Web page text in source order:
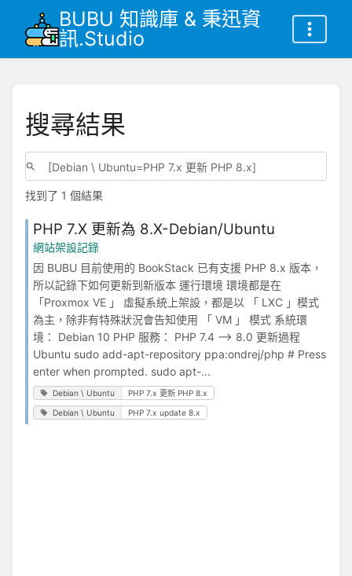
BUBU 知識庫 & 秉迅資
訊.Studio
搜尋結果
找到了 1 個結果
PHP 7.X 更新為 8.X-Debian/Ubuntu
網站架設記錄
因 BUBU 目前使用的 BookStack 已有支援 PHP 8.x 版本，
所以記錄下如何更新到新版本 運行環境 環境都是在
「Proxmox VE 」 虛擬系統上架設，都是以 「 LXC 」模式
為主，除非有特殊狀況會告知使用 「 VM 」 模式 系統環
境： Debian 10 PHP 服務： PHP 7.4 --> 8.0 更新過程
Ubuntu sudo add-apt-repository ppa:ondrej/php # Press
enter when prompted. sudo apt-...
Debian \ Ubuntu PHP 7.x 更新 PHP 8.x
Debian \ Ubuntu PHP 7.x update 8.x